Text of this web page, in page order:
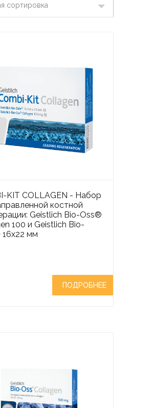
KIT COLLAGEN - Набор
костной
Geistlich Bio-Oss®
100 и Geistlich Bio-
мм
ПОДРОБНЕЕ